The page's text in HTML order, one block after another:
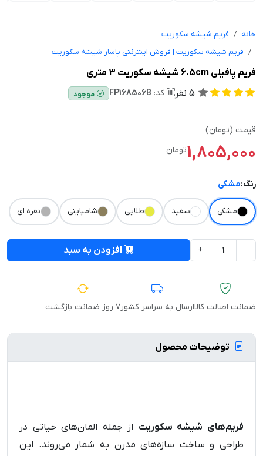
خانه
فریم شیشه سکوریت
فریم شیشه سکوریت | فروش اینترنتی پاسار شیشه سکوریت
فریم پافیلی 6.5cm شیشه سکوریت 3 متری
5 نفر کد: FP168506B موجود
قیمت (تومان)
1,805,000تومان
رنگ:مشکی
مشکی سفید طلایی شامپاینی نقره ای
افزودن به سبد
ضمانت اصالت کالاارسال به سراسر کشور۷ روز ضمانت بازگشت
توضیحات محصول
فریم‌های شیشه سکوریت از جمله المان‌های حیاتی در
طراحی و ساخت سازه‌های مدرن به شمار می‌روند. این